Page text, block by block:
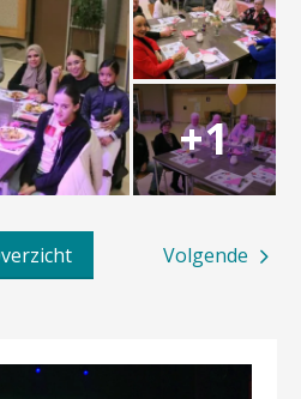
Volgende
Overzicht